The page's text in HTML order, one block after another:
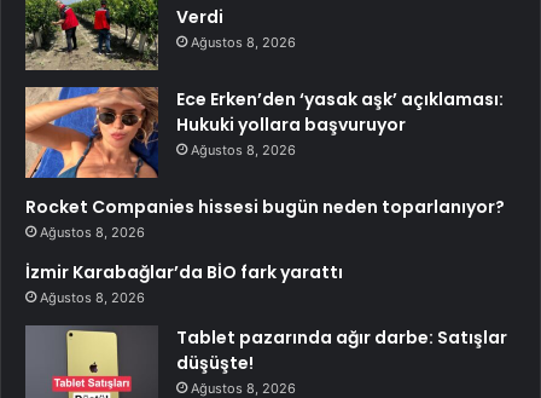
Verdi
Ağustos 8, 2026
Ece Erken’den ‘yasak aşk’ açıklaması:
Hukuki yollara başvuruyor
Ağustos 8, 2026
Rocket Companies hissesi bugün neden toparlanıyor?
Ağustos 8, 2026
İzmir Karabağlar’da BİO fark yarattı
Ağustos 8, 2026
Tablet pazarında ağır darbe: Satışlar
düşüşte!
Ağustos 8, 2026